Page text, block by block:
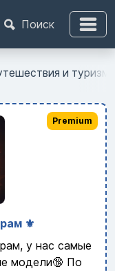
Поиск
и туризм
⚜️
у нас самые
модели🔞 По
Premium